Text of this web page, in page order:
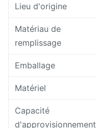
Lieu d'origine
Matériau de
remplissage
Emballage
Matériel
Capacité
d'approvisionnement